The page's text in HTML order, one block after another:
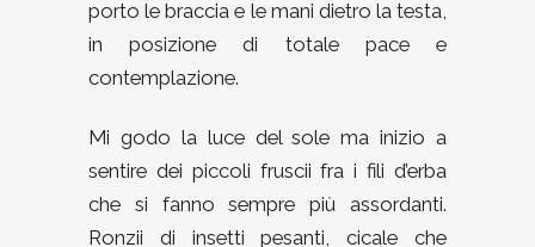
porto le braccia e le mani dietro la testa,
in posizione di totale pace e
contemplazione.
Mi godo la luce del sole ma inizio a
sentire dei piccoli fruscii fra i fili d’erba
che si fanno sempre più assordanti.
Ronzii di insetti pesanti, cicale che